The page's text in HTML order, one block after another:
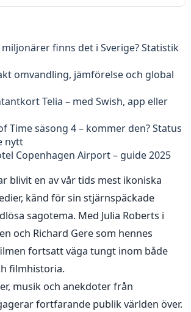
finns det i Sverige? Statistik
omvandling, jämförelse och global
Telia – med Swish, app eller
Time säsong 4 – kommer den? Status
nytt
Copenhagen Airport – guide 2025
blivit en av vår tids mest ikoniska
känd för sin stjärnspäckade
sagotema. Med Julia Roberts i
och Richard Gere som hennes
fortsatt väga tungt inom både
filmhistoria.
musik och anekdoter från
fortfarande publik världen över.